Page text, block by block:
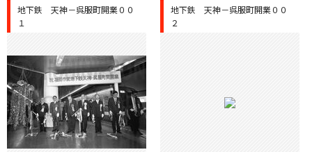
地下鉄 天神－呉服町開業００
１
地下鉄 天神－呉服町開業００
２